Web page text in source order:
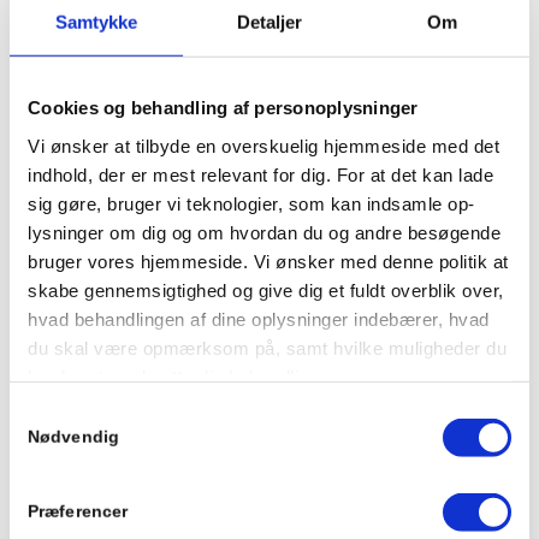
Samtykke Detaljer Om
Cookies og behandling af personoplysninger
Vi ønsker at tilbyde en overskuelig hjemmeside med det
indhold, der er mest relevant for dig. For at det kan lade
sig gøre, bruger vi teknologier, som kan indsamle op-
lysninger om dig og om hvordan du og andre besøgende
bruger vores hjemmeside. Vi ønsker med denne politik at
skabe gennemsigtighed og give dig et fuldt overblik over,
hvad behandlingen af dine oplysninger indebærer, hvad
du skal være opmærksom på, samt hvilke muligheder du
BEHANDLING AF PERSONOPLYSNINGER VED
personoplysninger, og vi anbefaler derfor, at du også
Nødvendig
Præferencer
Samspillet mellem kost og hverdag
Granhøjens botilbud